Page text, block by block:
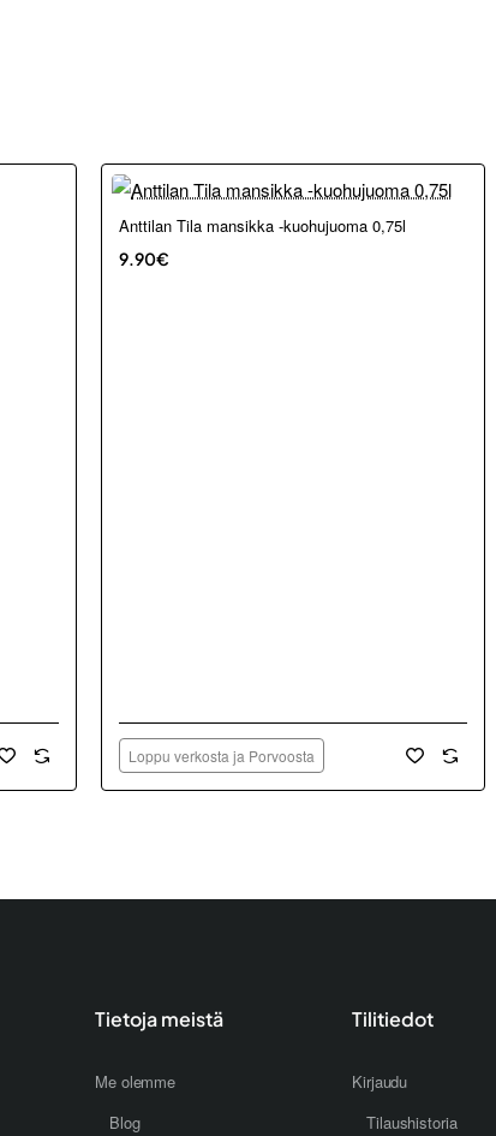
Loppu verkosta ja Porvoosta
Anttilan Tila mansikka -kuohujuoma 0,75l
9.90€
Loppu verkosta ja Porvoosta
Tietoja meistä
Me olemme
Blog
Tilitiedot
Kirjaudu
Tilaushistoria